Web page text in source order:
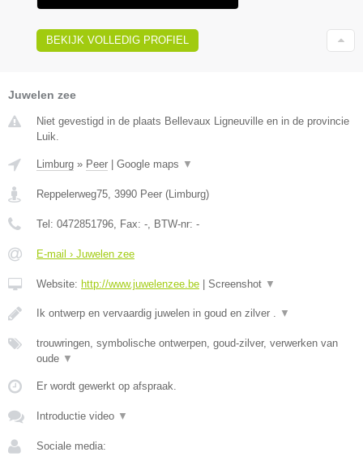
BEKIJK VOLLEDIG PROFIEL
Juwelen zee
Niet gevestigd in de plaats Bellevaux Ligneuville en in de provincie
Luik.
Limburg » Peer | Google maps ▼
Reppelerweg75 3990 Peer (Limburg)
Tel: 0472851796 , Fax: - , BTW-nr: -
E-mail › Juwelen zee
Website: http://www.juwelenzee.be | Screenshot ▼
Ik ontwerp en vervaardig juwelen in goud en zilver . ▼
trouwringen, symbolische ontwerpen, goud-zilver, verwerken van
oude ▼
Er wordt gewerkt op afspraak.
Introductie video ▼
Sociale media: